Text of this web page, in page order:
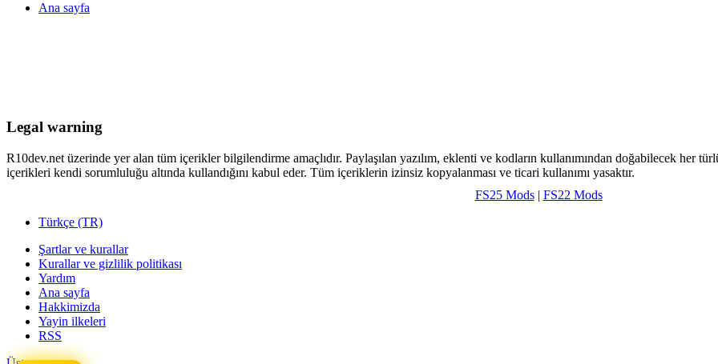
Ana sayfa
Legal warning
R10dev.net üzerinde yer alan tüm içerikler bilgilendirme amaçlıdır. Paylaşılan yazılım, eklenti ve kodların kullanımından doğabilecek her
içerikleri kendi sorumluluğu altında kullandığını kabul eder. Tüm içeriklerin izinsiz kopyalanması ve ticari kullanımı yasaktır.
FS25 Mods| FS22 Mods
Türkçe (TR)
Şartlar ve kurallar
Kurallar ve gizlilik politikası
Yardım
Ana sayfa
Hakkimizda
Yayin ilkeleri
RSS